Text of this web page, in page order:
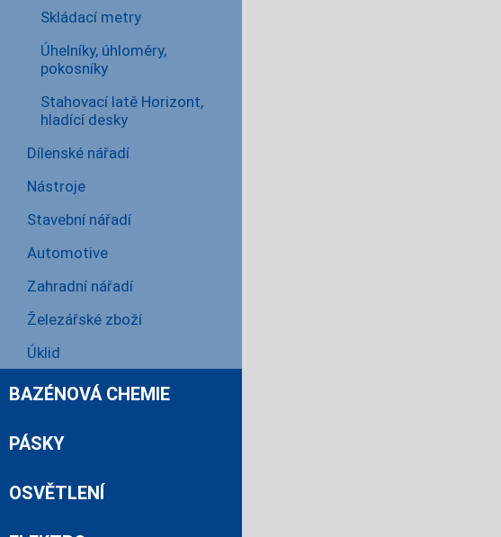
Skládací metry
Úhelníky, úhloměry,
pokosníky
Stahovací latě Horizont,
hladící desky
Dílenské nářadí
Nástroje
Stavební nářadí
Automotive
Zahradní nářadí
Železářské zboží
Úklid
BAZÉNOVÁ CHEMIE
PÁSKY
OSVĚTLENÍ